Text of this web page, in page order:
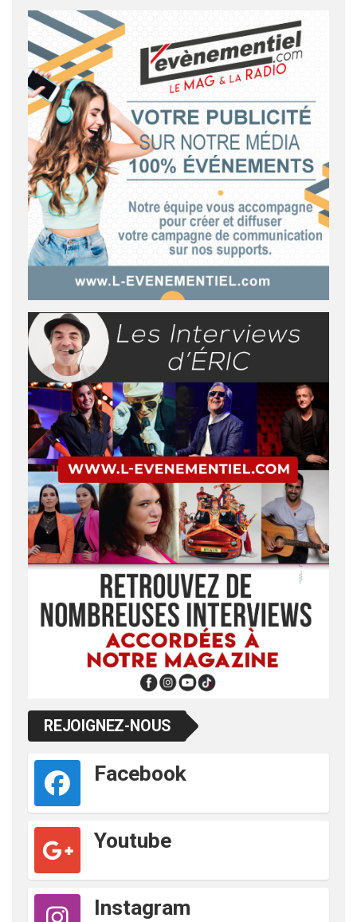
REJOIGNEZ-NOUS
Facebook
Youtube
Instagram